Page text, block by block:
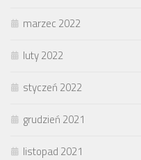
marzec 2022
luty 2022
styczeń 2022
grudzień 2021
listopad 2021